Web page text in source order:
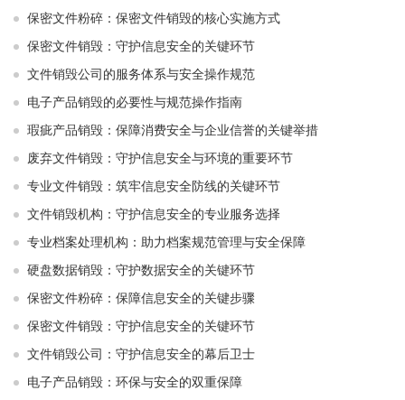
保密文件粉碎：保密文件销毁的核心实施方式
保密文件销毁：守护信息安全的关键环节
文件销毁公司的服务体系与安全操作规范
电子产品销毁的必要性与规范操作指南
瑕疵产品销毁：保障消费安全与企业信誉的关键举措
废弃文件销毁：守护信息安全与环境的重要环节
专业文件销毁：筑牢信息安全防线的关键环节
文件销毁机构：守护信息安全的专业服务选择
专业档案处理机构：助力档案规范管理与安全保障
硬盘数据销毁：守护数据安全的关键环节
保密文件粉碎：保障信息安全的关键步骤
保密文件销毁：守护信息安全的关键环节
文件销毁公司：守护信息安全的幕后卫士
电子产品销毁：环保与安全的双重保障